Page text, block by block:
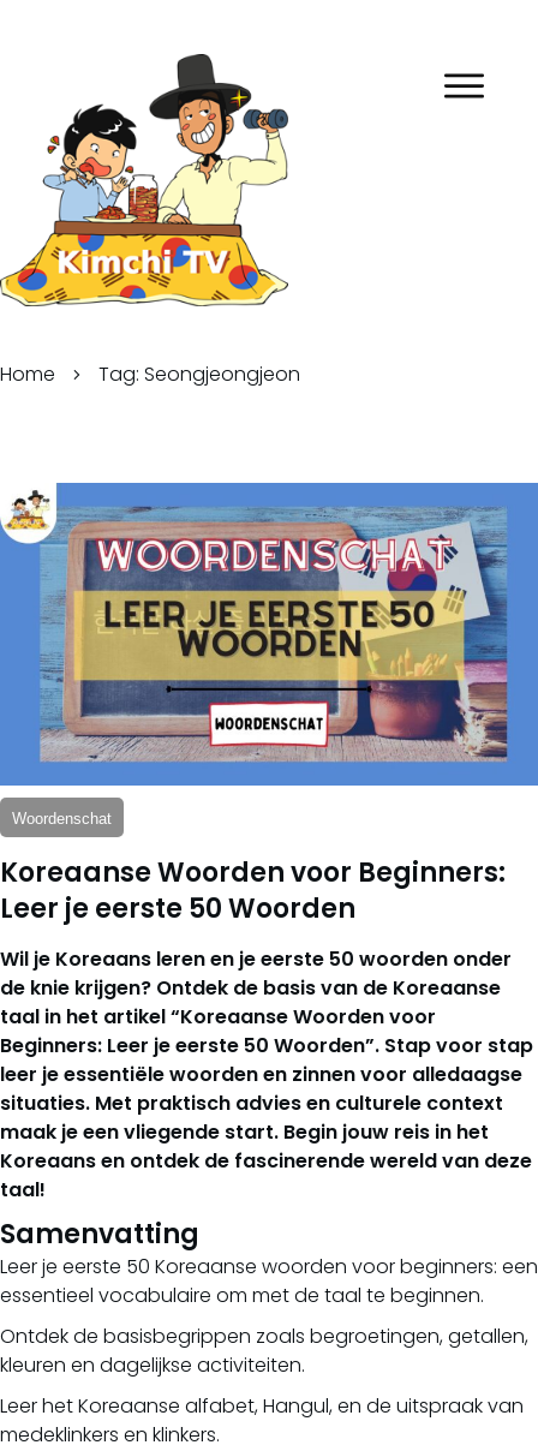
Home Tag: Seongjeongjeon
Woordenschat
Koreaanse Woorden voor Beginners:
Leer je eerste 50 Woorden
Wil je Koreaans leren en je eerste 50 woorden onder
de knie krijgen? Ontdek de basis van de Koreaanse
taal in het artikel “Koreaanse Woorden voor
Beginners: Leer je eerste 50 Woorden”. Stap voor stap
leer je essentiële woorden en zinnen voor alledaagse
situaties. Met praktisch advies en culturele context
maak je een vliegende start. Begin jouw reis in het
Koreaans en ontdek de fascinerende wereld van deze
taal!
Samenvatting
Leer je eerste 50 Koreaanse woorden voor beginners: een
essentieel vocabulaire om met de taal te beginnen.
Ontdek de basisbegrippen zoals begroetingen, getallen,
kleuren en dagelijkse activiteiten.
Leer het Koreaanse alfabet, Hangul, en de uitspraak van
medeklinkers en klinkers.